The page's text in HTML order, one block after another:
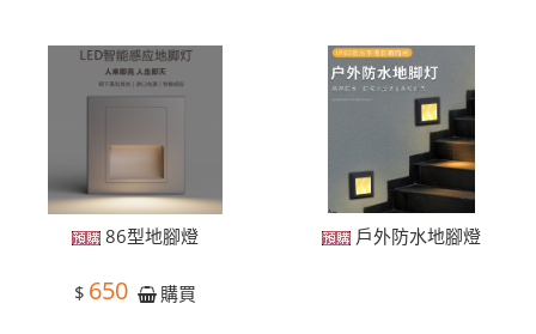
86型地腳燈
$ 650 購買
戶外防水地腳燈